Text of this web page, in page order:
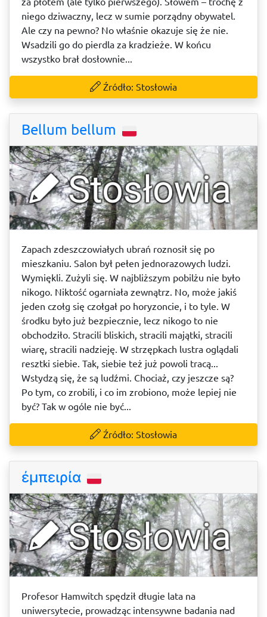
niego dziwaczny, lecz w sumie porządny obywatel.
Ale czy na pewno? No właśnie okazuje się że nie.
Wsadzili go do pierdla za kradzieże. W końcu
wszystko brał dosłownie...
Źródło: Stosłowia
Bellum bellum
Zapach zdeszczowiałych ubrań roznosił się po
mieszkaniu. Salon był pełen jednorazowych ludzi.
Wymiękli. Zużyli się. W najbliższym pobilżu nie było
nikogo. Niktość ogarniała zewnątrz. No, może jakiś
jeden czołg się czołgał po horyzoncie, i to tyle. W
środku było już bezpiecznie, lecz nikogo to nie
obchodziło. Stracili bliskich, stracili majątki, stracili
wiarę, stracili nadzieję. W strzępkach lustra oglądali
resztki siebie. Tak, siebie też już powoli tracą...
Wstydzą się, że są ludźmi. Chociaż, czy jeszcze są?
Po tym, co zrobili, i co im zrobiono, może lepiej nie
być? Tak w ogóle nie być...
Źródło: Stosłowia
ἐμπειρία
Profesor Hamwitch spędził długie lata na
uniwersytecie, prowadząc intensywne badania nad